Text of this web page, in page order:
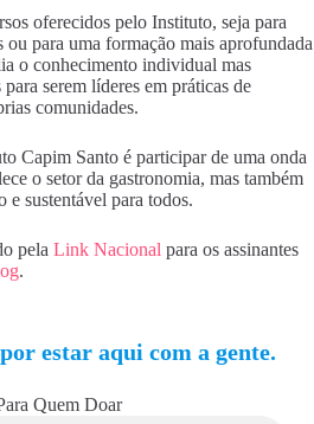
oferecidos pelo Instituto, seja para
ou para uma formação mais aprofundada
o conhecimento individual mas
serem líderes em práticas de
comunidades.
Capim Santo é participar de uma onda
o setor da gastronomia, mas também
sustentável para todos.
pela Link Nacional para os assinantes
.
estar aqui com a gente.